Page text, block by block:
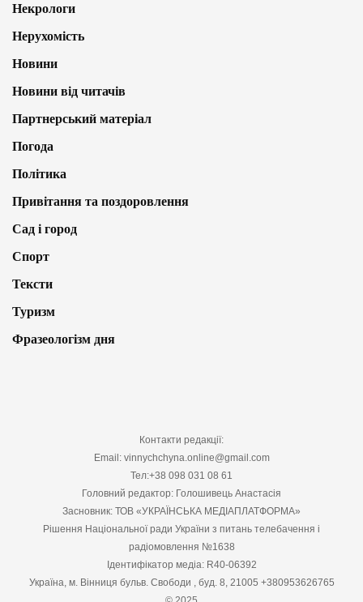
Некрологи
Нерухомість
Новини
Новини від читачів
Партнерський матеріал
Погода
Політика
Привітання та поздоровлення
Сад і город
Спорт
Тексти
Туризм
Фразеологізм дня
Контакти редакції:
Email: vinnychchyna.online@gmail.com
Тел:+38 098 031 08 61
Головний редактор: Голошивець Анастасія
Засновник: ТОВ «УКРАЇНСЬКА МЕДІАПЛАТФОРМА»
Рішення Національної ради України з питань телебачення і
радіомовлення №1638
Ідентифікатор медіа: R40-06392
Україна, м. Вінниця бульв. Свободи , буд. 8, 21005 +380953626765